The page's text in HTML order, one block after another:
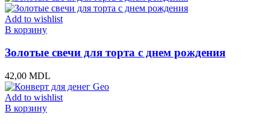
Add to wishlist
В корзину
Золотые свечи для торта с днем рождения
42,00 MDL
Add to wishlist
В корзину